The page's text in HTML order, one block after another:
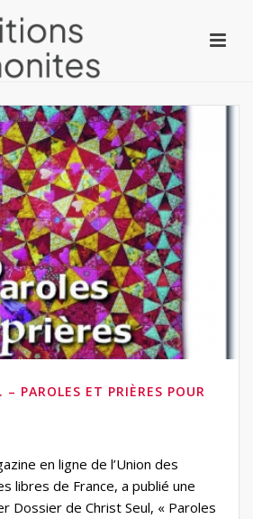
PAROLES ET PRIÈRES POUR
en ligne de l’Union des
libres de France, a publié une
Dossier de Christ Seul, « Paroles